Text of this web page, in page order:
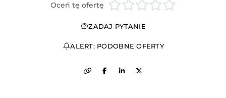
Oceń tę ofertę
ZADAJ PYTANIE
ALERT: PODOBNE OFERTY